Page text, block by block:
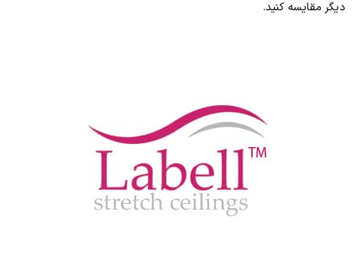
دیگر مقایسه کنید.